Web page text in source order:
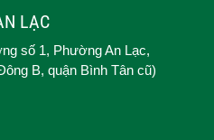
LẠC
số 1, Phường An Lạc,
B, quận Bình Tân cũ)